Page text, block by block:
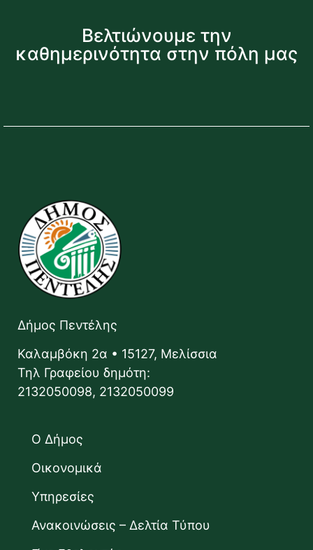
Βελτιώνουμε την
καθημερινότητα στην πόλη μας
Δήμος Πεντέλης
Καλαμβόκη 2α • 15127, Μελίσσια
Τηλ Γραφείου δημότη:
2132050098, 2132050099
Ο Δήμος
Οικονομικά
Υπηρεσίες
Ανακοινώσεις – Δελτία Τύπου